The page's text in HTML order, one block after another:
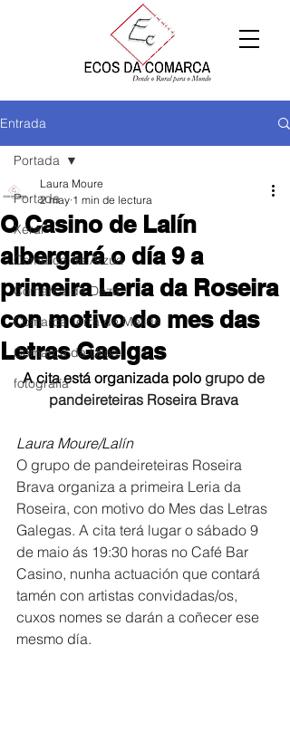
Entrada
Portada
Xeral
Comarca de Arzúa
Comarca de Deza
Comarca Terra de Melide
Comarca da Ulloa
fotografía
Portada
O Casino de Lalín
albergará o día 9 a
primeira Leria da Roseira
con motivo do mes das
Letras Gaelgas
Laura Moure
2 may 1 min de lectura
A cita está organizada polo grupo de
pandeireteiras Roseira Brava
Laura Moure/Lalín
O grupo de pandeireteiras Roseira
Brava organiza a primeira Leria da
Roseira, con motivo do Mes das Letras
Galegas. A cita terá lugar o sábado 9
de maio ás 19:30 horas no Café Bar
Casino, nunha actuación que contará
tamén con artistas convidadas/os,
cuxos nomes se darán a coñecer ese
mesmo día.